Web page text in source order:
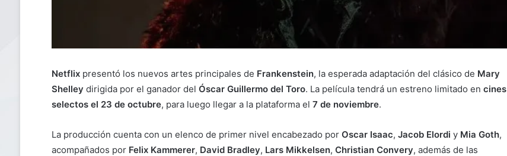
Netflixpresentó los nuevos artes principales de Frankenstein, la esperada adaptación del clásico de Mary
Shelley dirigida por el ganador del Óscar Guillermo del Toro. La película tendrá un estreno limitado en cines
selectos el 23 de octubre, para luego llegar a la plataforma el 7 de noviembre.
La producción cuenta con un elenco de primer nivel encabezado por Oscar Isaac, Jacob Elordi y Mia Goth,
acompañados por Felix Kammerer, David Bradley, Lars Mikkelsen, Christian Convery, además de las